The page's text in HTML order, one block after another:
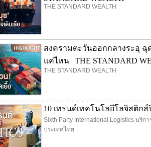
THE STANDARD WEALTH
สงครามตะวันออกกลางระอุ ฉุ
แค่ไหน | THE STANDARD
THE STANDARD WEALTH
10 เทรนด์เทคโนโลยีโลจิสติกส์ปี
Sixth Party International Logistics บริก
ประเทศไทย